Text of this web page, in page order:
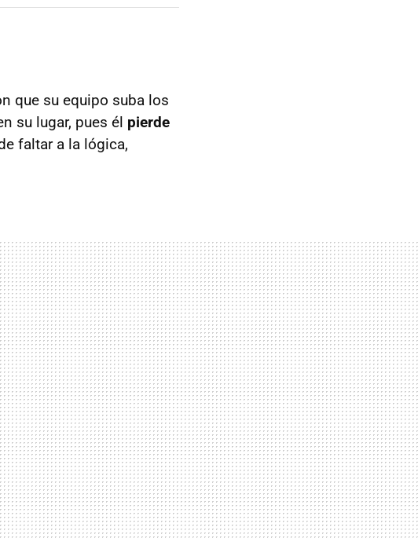
que su equipo suba los
su lugar, pues él pierde
faltar a la lógica,